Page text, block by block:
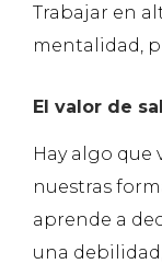
Trabajar en
mentalidad,
El valor de
Hay algo
nuestras
aprende a
una